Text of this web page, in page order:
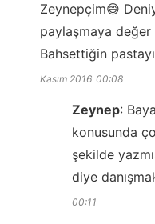
Zeynepçim😅
paylaşmaya değer
Bahsettiğin
Kasım 2016 00:08
Zeynep:
konusunda
şekilde
diye
00:11